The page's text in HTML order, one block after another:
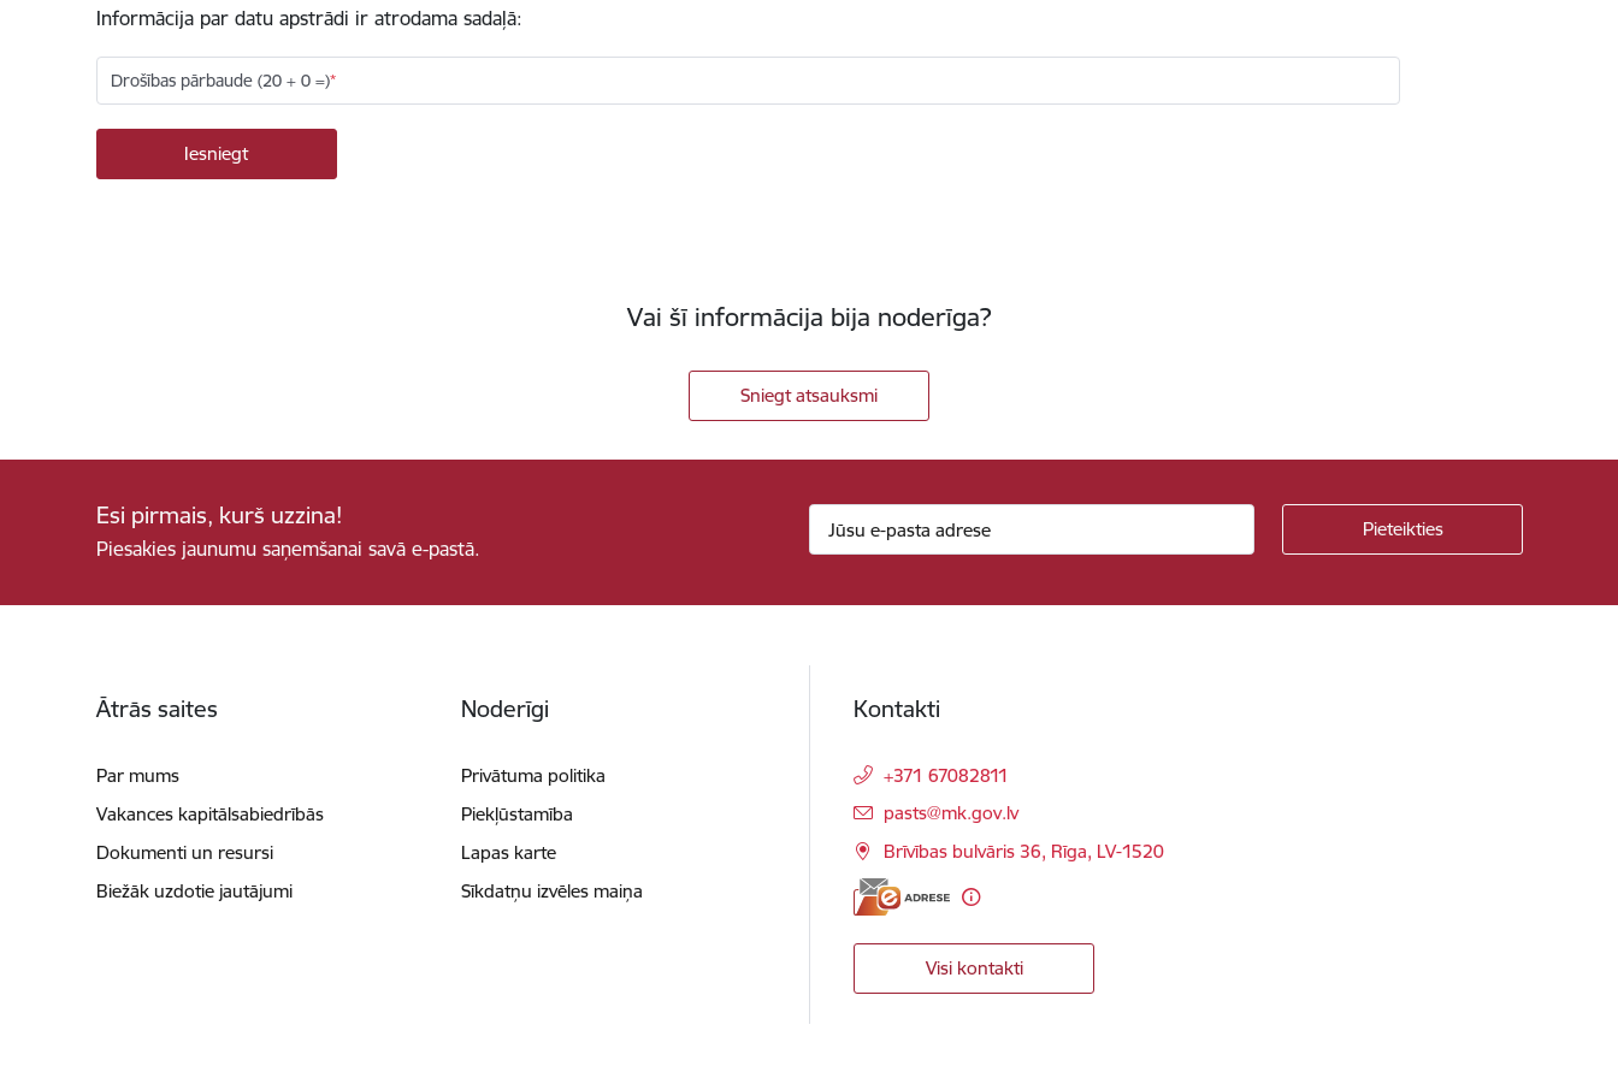
Informācija par datu apstrādi ir atrodama sadaļā:
Drošības pārbaude (20 + 0 =)
Vai šī informācija bija noderīga?
Sniegt atsauksmi
Esi pirmais, kurš uzzina!
Piesakies jaunumu saņemšanai savā e-pastā.
Ātrās saites
Par mums
Vakances kapitālsabiedrībās
Dokumenti un resursi
Biežāk uzdotie jautājumi
Noderīgi
Privātuma politika
Piekļūstamība
Lapas karte
Sīkdatņu izvēles maiņa
Kontakti
+371 67082811
E-pasts:
pasts@mk.gov.lv
Brīvības bulvāris 36, Rīga, LV-1520
Visi kontakti